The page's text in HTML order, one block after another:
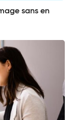
sans en